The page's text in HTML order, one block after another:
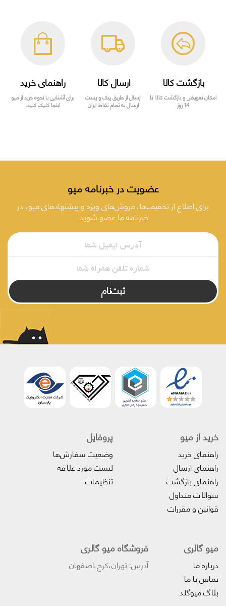
بازگشت کالا
امکان تعویض و بازگشت کالا تا
14 روز
ارسال کالا
ارسال از طریق پیک و پست
ارسال به تمام نقاط ایران
راهنمای خرید
برای آشنایی با نحوه خرید از میو
اینجا کلیک کنید.
عضویت در خبرنامه میو
برای اطلاع از تخفیف‌ها، فروش‌های ویژه و پیشنهادهای میو، در
خبرنامه ما عضو شوید.
ثبت‌نام
خرید از میو
راهنمای خرید
راهنمای ارسال
راهنمای بازگشت
سوالات متداول
قوانین و مقررات
پروفایل‌
وضعیت سفارش‌ها
لیست مورد علاقه
تنظیمات
میو گالری
درباره ما
تماس با ما
بلاگ میوگلد
فروشگاه میو گالری
آدرس: تهران،کرج،اصفهان